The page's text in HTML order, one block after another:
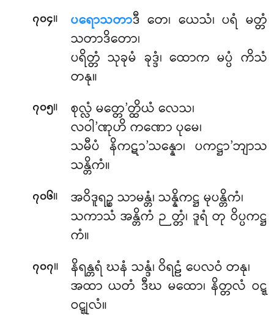
၇၀၄။ ပရောသတာဒီ တေ၊ ယေသံ၊ ပရံ မတ္တံ
သတာဒိတော၊
ပရိတ္တံ သုခုမံ ခုဒ္ဒံ၊ ထောက မပ္ပံ ကိသံ
တနု။
၇၀၅။
စုလ္လံ မတ္တေ’တ္ထိယံ လေသ၊
လဝါ’ဏုဟိ ကဏော ပုမေ၊
သမီပံ နိကဋာ’သန္နော၊ ပကဋ္ဌာ’ဘျာသ
သန္တိကံ။
၇၀၆။ အဝိဒူရဉ္စသာမန္တံ၊ သန္နိကဋ္ဌ မုပန္တိကံ၊
သကာသံ အန္တိကံ ဉတ္တံ၊ ဒူရံ တု ဝိပ္ပကဋ္ဌ
ကံ။
၇၀၇။ နိရန္တရံ ဃနံ သန္ဒံ၊ ဝိရဠံ ပေလဝံ တနု၊
အထာ ယတံ ဒီဃ မထော၊ နိတ္တလံ ဝဋ္ဋ
ဝဋ္ဋုလံ။